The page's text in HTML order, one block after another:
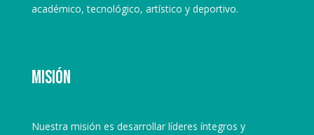
académico, tecnológico, artístico y deportivo.
Misión
Nuestra misión es desarrollar líderes íntegros y